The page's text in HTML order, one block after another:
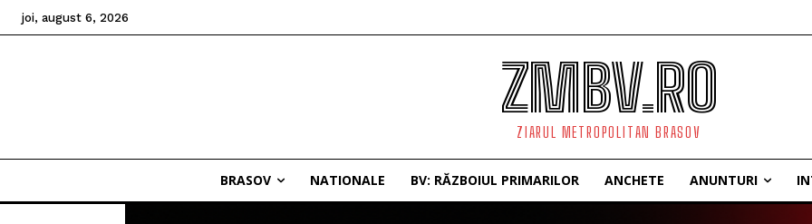
joi, august 6, 2026
ZMBV.RO
ZIARUL METROPOLITAN BRASOV
BRASOV NATIONALE BV: RĂZBOIUL PRIMARILOR ANCHETE ANUNTURI